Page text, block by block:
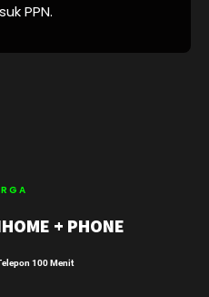
PPN.
+ PHONE
100 Menit